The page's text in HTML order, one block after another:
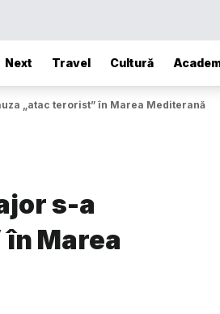
Next Travel Cultură
„atac terorist” în Marea Mediterană
s-a
Marea